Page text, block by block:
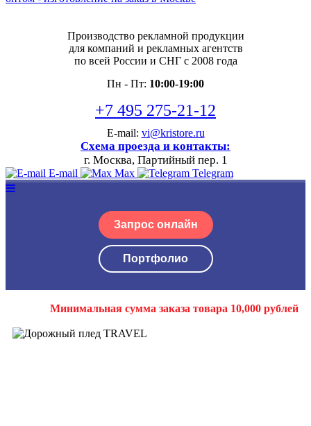
Производство рекламной продукции
для компаний и рекламных агентств
по всей России и СНГ с 2008 года
Пн - Пт: 10:00-19:00
+7 495 275-21-12
E-mail: vi@kristore.ru
Схема проезда и контакты:
г. Москва, Партийный пер. 1
E-mail Max Telegram
Запрос онлайн
Портфолио
Минимальная сумма заказа товара 10,000 рублей